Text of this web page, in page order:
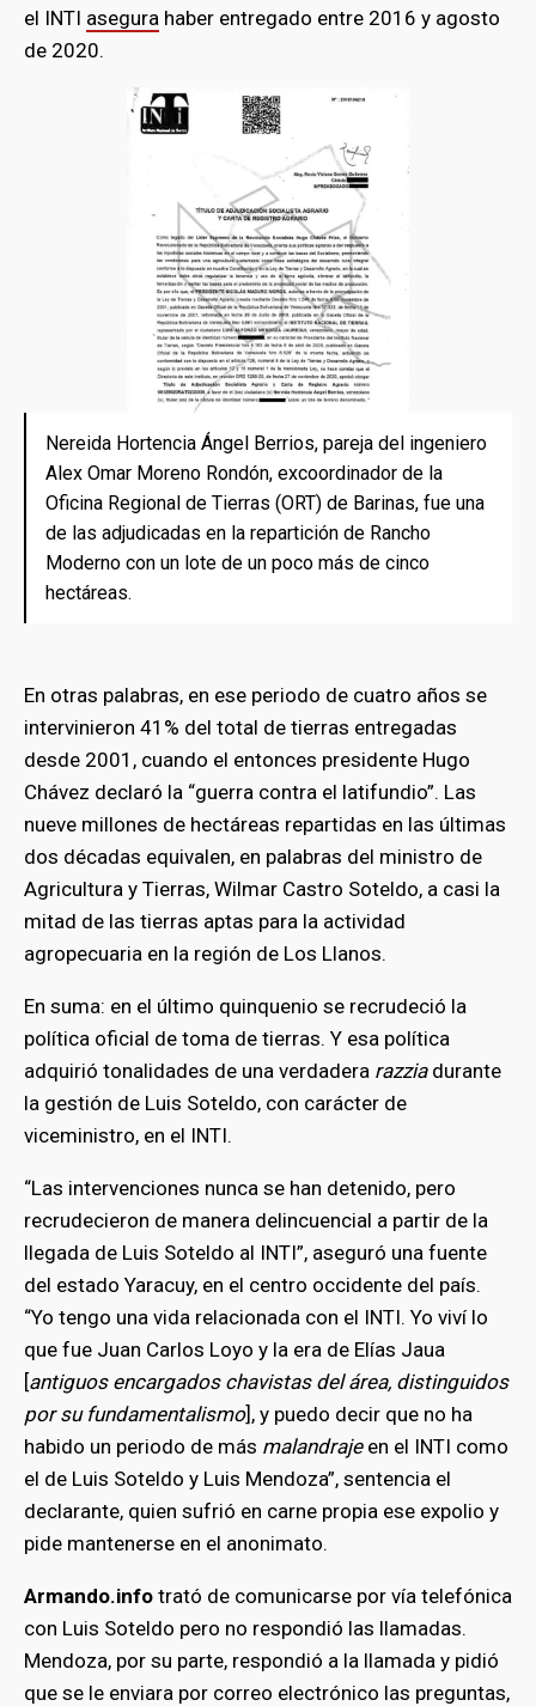
el INTI asegura haber entregado entre 2016 y agosto
de 2020.
Nereida Hortencia Ángel Berrios, pareja del ingeniero
Alex Omar Moreno Rondón, excoordinador de la
Oficina Regional de Tierras (ORT) de Barinas, fue una
de las adjudicadas en la repartición de Rancho
Moderno con un lote de un poco más de cinco
hectáreas.
En otras palabras, en ese periodo de cuatro años se
intervinieron 41% del total de tierras entregadas
desde 2001, cuando el entonces presidente Hugo
Chávez declaró la “guerra contra el latifundio”. Las
nueve millones de hectáreas repartidas en las últimas
dos décadas equivalen, en palabras del ministro de
Agricultura y Tierras, Wilmar Castro Soteldo, a casi la
mitad de las tierras aptas para la actividad
agropecuaria en la región de Los Llanos.
En suma: en el último quinquenio se recrudeció la
política oficial de toma de tierras. Y esa política
adquirió tonalidades de una verdadera razziadurante
la gestión de Luis Soteldo, con carácter de
viceministro, en el INTI.
“Las intervenciones nunca se han detenido, pero
recrudecieron de manera delincuencial a partir de la
llegada de Luis Soteldo al INTI”, aseguró una fuente
del estado Yaracuy, en el centro occidente del país.
“Yo tengo una vida relacionada con el INTI. Yo viví lo
que fue Juan Carlos Loyo y la era de Elías Jaua
[antiguos encargados chavistas del área, distinguidos
por su fundamentalismo], y puedo decir que no ha
habido un periodo de más malandrajeen el INTI como
el de Luis Soteldo y Luis Mendoza”, sentencia el
declarante, quien sufrió en carne propia ese expolio y
pide mantenerse en el anonimato.
Armando.info trató de comunicarse por vía telefónica
con Luis Soteldo pero no respondió las llamadas.
Mendoza, por su parte, respondió a la llamada y pidió
que se le enviara por correo electrónico las preguntas,